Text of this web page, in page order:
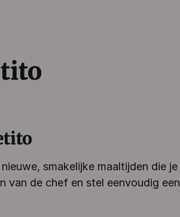
smakelijke maaltijden die je
van de chef en stel eenvoudig een